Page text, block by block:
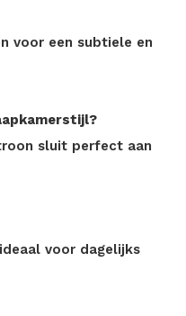
voor een subtiele en
sluit perfect aan
voor dagelijks